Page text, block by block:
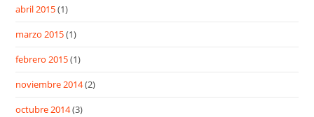
abril 2015(1)
marzo 2015(1)
febrero 2015(1)
noviembre 2014(2)
octubre 2014(3)